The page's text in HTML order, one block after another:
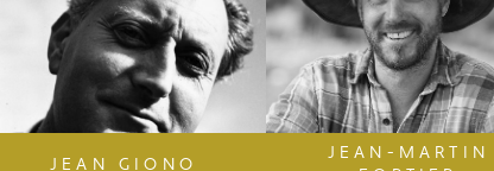
JEAN GIONO
JEAN-MARTIN